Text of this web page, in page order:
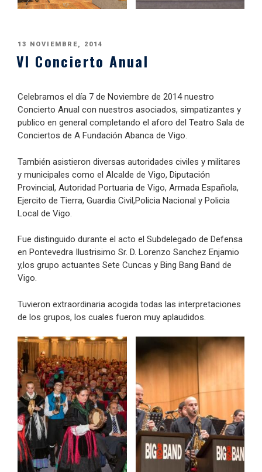
PUBLICADO
13 NOVIEMBRE, 2014
VI Concierto Anual
Celebramos el día 7 de Noviembre de 2014 nuestro
Concierto Anual con nuestros asociados, simpatizantes y
publico en general completando el aforo del Teatro Sala de
Conciertos de A Fundación Abanca de Vigo.
También asistieron diversas autoridades civiles y militares
y municipales como el Alcalde de Vigo, Diputación
Provincial, Autoridad Portuaria de Vigo, Armada Española,
Ejercito de Tierra, Guardia Civil,Policia Nacional y Policia
Local de Vigo.
Fue distinguido durante el acto el Subdelegado de Defensa
en Pontevedra Ilustrisimo Sr. D. Lorenzo Sanchez Enjamio
y,los grupo actuantes Sete Cuncas y Bing Bang Band de
Vigo.
Tuvieron extraordinaria acogida todas las interpretaciones
de los grupos, los cuales fueron muy aplaudidos.